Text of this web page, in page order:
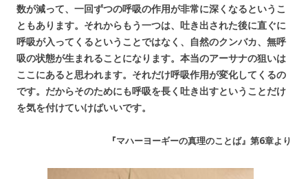
数が減って、一回ずつの呼吸の作用が非常に深くなるというこ
ともあります。それからもう一つは、吐き出された後に直ぐに
呼吸が入ってくるということではなく、自然のクンバカ、無呼
吸の状態が生まれることになります。本当のアーサナの狙いは
ここにあると思われます。それだけ呼吸作用が変化してくるの
です。だからそのためにも呼吸を長く吐き出すということだけ
を気を付けていけばいいです。
『マハーヨーギーの真理のことば』第6章より